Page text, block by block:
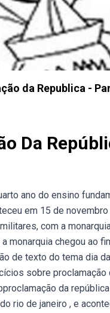
da Republica -
Da
ano do ensino
em 15 de
com a
monarquia chegou ao
de texto do tema dia
sobre
da
rio de janeiro , e